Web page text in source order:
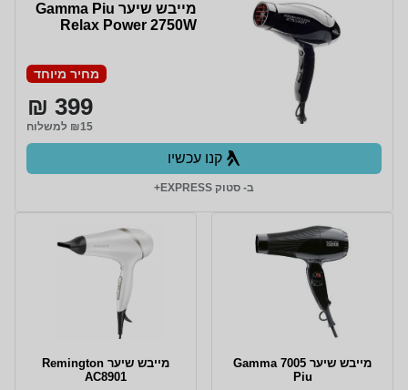
מייבש שיער Gamma Piu
Relax Power 2750W
מחיר מיוחד
399 ₪
₪15 למשלוח
קנו עכשיו
ב- סטוק EXPRESS+
מייבש שיער 7005 Gamma
Piu
מייבש שיער Remington
AC8901